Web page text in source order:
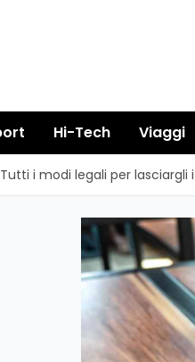
Hi-Tech Viaggi
i modi legali per